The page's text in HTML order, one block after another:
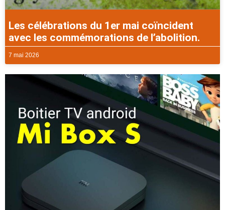
Les célébrations du 1er mai coïncident
avec les commémorations de l’abolition.
7 mai 2026